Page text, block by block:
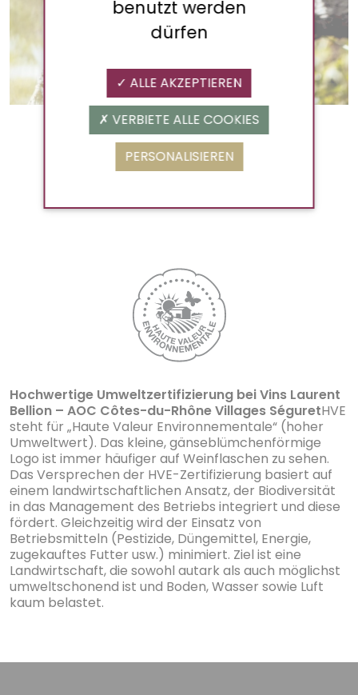
Laurent Bellion Rouge
Louis bellion
AOC Côtes-du-Rhône Villages Seguret
Hochwertige Umweltzertifizierung bei Vins Laurent
Bellion – AOC Côtes-du-Rhône Villages SéguretHVE
steht für „Haute Valeur Environnementale“ (hoher
Umweltwert). Das kleine, gänseblümchenförmige
Logo ist immer häufiger auf Weinflaschen zu sehen.
Das Versprechen der HVE-Zertifizierung basiert auf
einem landwirtschaftlichen Ansatz, der Biodiversität
in das Management des Betriebs integriert und diese
fördert. Gleichzeitig wird der Einsatz von
Betriebsmitteln (Pestizide, Düngemittel, Energie,
zugekauftes Futter usw.) minimiert. Ziel ist eine
Landwirtschaft, die sowohl autark als auch möglichst
umweltschonend ist und Boden, Wasser sowie Luft
kaum belastet.
benutzt werden
dürfen
ALLE AKZEPTIEREN
VERBIETE ALLE COOKIES
PERSONALISIEREN